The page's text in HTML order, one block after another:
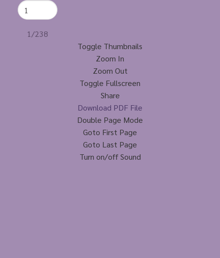
1/238
Toggle Thumbnails
Zoom In
Zoom Out
Toggle Fullscreen
Share
Download PDF File
Double Page Mode
Goto First Page
Goto Last Page
Turn on/off Sound